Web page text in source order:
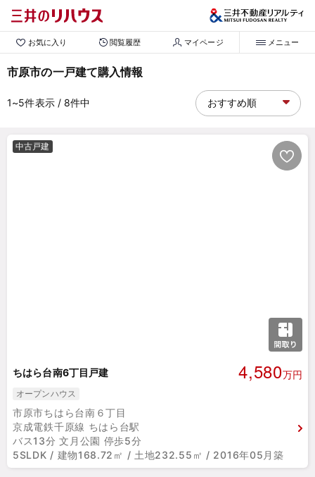
お気に入り 閲覧履歴 マイページ メニュー
市原市の一戸建て購入情報
1~5件表示/ 8件中
中古戸建
ちはら台南6丁目戸建 4,580万円
オープンハウス
市原市ちはら台南６丁目
京成電鉄千原線 ちはら台駅
バス13分 文月公園 停歩5分
5SLDK / 建物168.72㎡ / 土地232.55㎡ / 2016年05月築